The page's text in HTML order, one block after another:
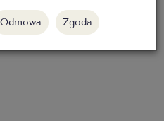
Odmowa Zgoda